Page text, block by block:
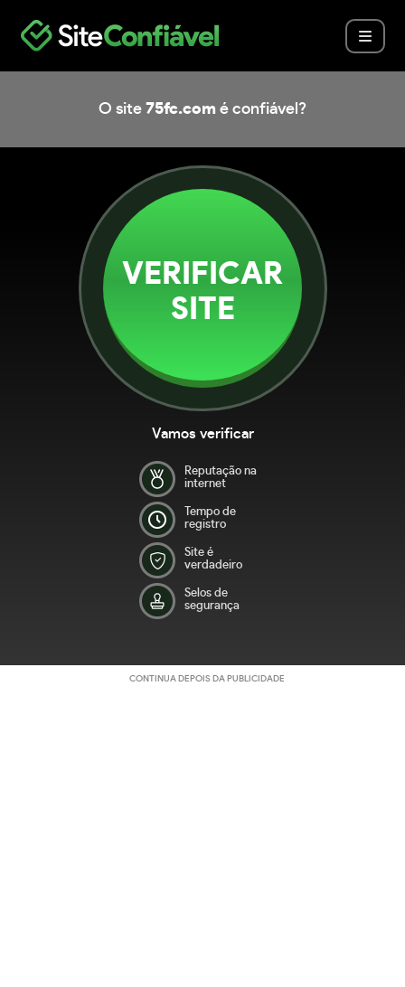
O site 75fc.com é confiável?
VERIFICAR
SITE
Vamos verificar
Reputação na
internet
Tempo de
registro
Site é
verdadeiro
Selos de
segurança
CONTINUA DEPOIS DA PUBLICIDADE